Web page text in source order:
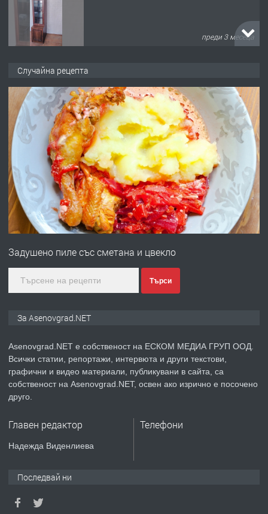
преди 3 месеца
преди 10 месеца
ПРЕДЛАГА
Професионална броячна машина -
със сертификат от ЕЦБ
преди 1 година
ПРЕДЛАГА
Професионална зеленчукорезачка
преди 2 години
ПРЕДЛАГА
Давам индивидуалани уроци по
Случайна рецепта
Задушено пиле със сметана и цвекло
Търси
За Asenovgrad.NET
Asenovgrad.NET е собственост на ЕСКОМ МЕДИА ГРУП ООД.
Всички статии, репортажи, интервюта и други текстови,
графични и видео материали, публикувани в сайта, са
собственост на Asenovgrad.NET, освен ако изрично е посочено
друго.
Главен редактор
Надежда Виденлиева
Телефони
Последвай ни